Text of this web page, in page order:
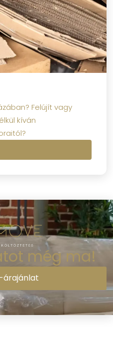
Felújít vagy
kíván
még ma!
árajánlat